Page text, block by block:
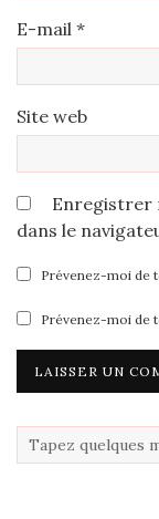
E-mail *
Site web
Enregistrer
dans le
Prévenez-moi de
Prévenez-moi de